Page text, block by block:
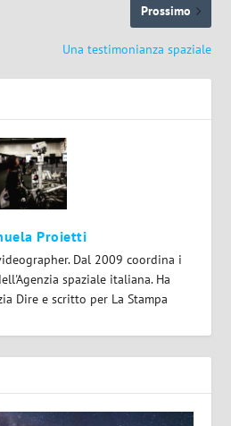
Prossimo
Una testimonianza spaziale
Proietti
Dal 2009 coordina i
spaziale italiana. Ha
Dire e scritto per La Stampa